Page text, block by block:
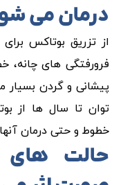
درمان می
از تزریق بوتاکس
فرورفتگی های
پیشانی و گردن
توان تا سال ها از
خطوط و حتی درمان
حالت های